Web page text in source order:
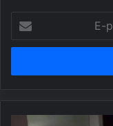
posta
adresinizi
Narin